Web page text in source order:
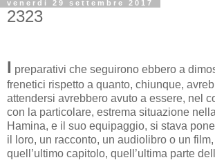
venerdì 29 settembre 2017
2323
I preparativi che seguirono ebbero a
frenetici rispetto a quanto, chiunque,
attendersi avrebbero avuto a essere, nel
con la particolare, estrema situazione
Hamina, e il suo equipaggio, si stava
il loro, un racconto, un audiolibro o un
quell’ultimo capitolo, quell’ultima parte